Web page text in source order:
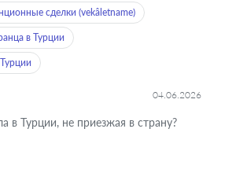
сделки (vekâletname)
в Турции
04.06.2026
в Турции, не приезжая в страну?